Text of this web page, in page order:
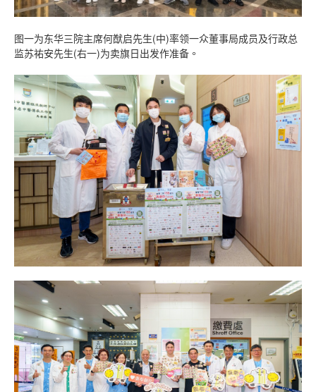
图一为东华三院主席何猷启先生(中)率领一众董事局成员及行政总
监苏祐安先生(右一)为卖旗日出发作准备。